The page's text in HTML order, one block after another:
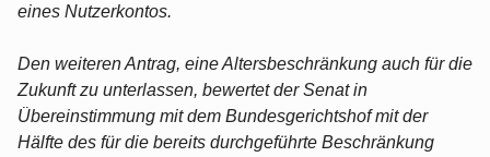
eines Nutzerkontos.
Den weiteren Antrag, eine Altersbeschränkung auch für die
Zukunft zu unterlassen, bewertet der Senat in
Übereinstimmung mit dem Bundesgerichtshof mit der
Hälfte des für die bereits durchgeführte Beschränkung